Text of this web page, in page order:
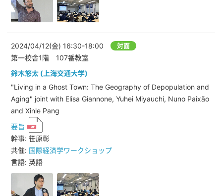
2024/04/12(金) 16:30-18:00 対面
第一校舎1階 107番教室
鈴木悠太 (上海交通大学)
"Living in a Ghost Town: The Geography of Depopulation and
Aging" joint with Elisa Giannone, Yuhei Miyauchi, Nuno Paixão
and Xinle Pang
要旨
幹事: 笹原彰
共催: 国際経済学ワークショップ
言語: 英語